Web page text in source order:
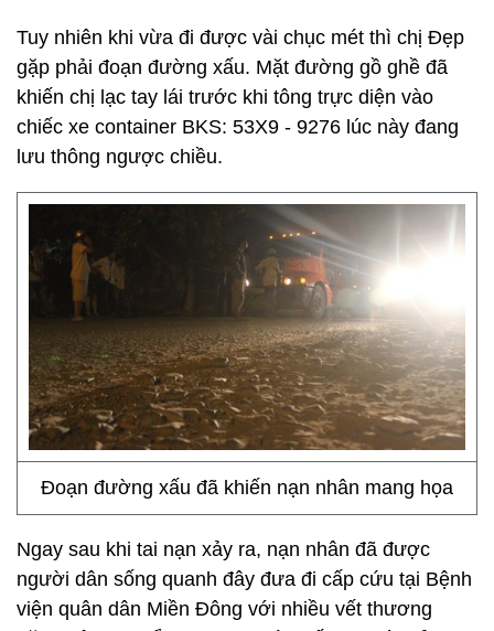
Tuy nhiên khi vừa đi được vài chục mét thì chị Đẹp
gặp phải đoạn đường xấu. Mặt đường gồ ghề đã
khiến chị lạc tay lái trước khi tông trực diện vào
chiếc xe container BKS: 53X9 - 9276 lúc này đang
lưu thông ngược chiều.
Đoạn đường xấu đã khiến nạn nhân mang họa
Ngay sau khi tai nạn xảy ra, nạn nhân đã được
người dân sống quanh đây đưa đi cấp cứu tại Bệnh
viện quân dân Miền Đông với nhiều vết thương